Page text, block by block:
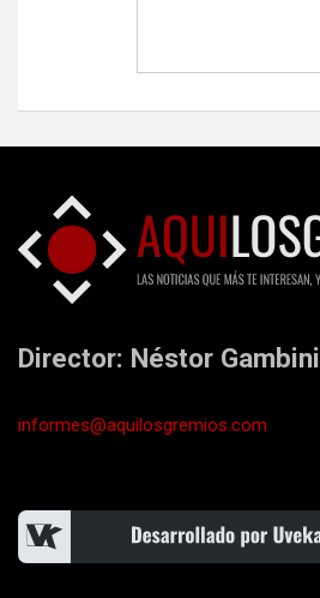
Director: Néstor Gambini
informes@aquilosgremios.com